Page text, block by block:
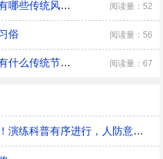
七夕节有哪些传统风俗七夕节有哪些传统风俗活动 阅读量：52
俗 阅读量：56
阿昌族的传统节日风俗阿昌族有什么传统节日风俗 阅读量：67
今天，上海全市防空警报试鸣！演练科普有序进行，人防意识“声入人心”